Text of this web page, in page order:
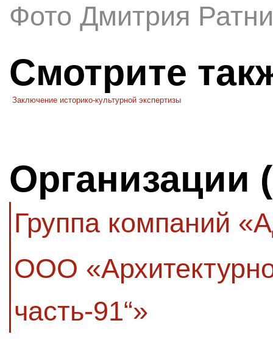
Фото Дмитрия
Смотрите
Заключение историко-культурной экспертизы
Организации
Группа компаний
ООО
часть-91“»